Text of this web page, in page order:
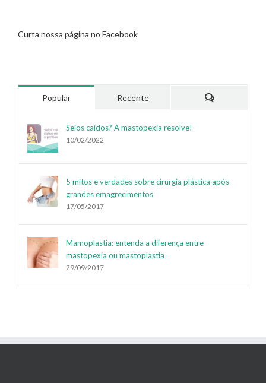
Curta nossa página no Facebook
Popular Recente
Seios caídos? A mastopexia resolve!
10/02/2022
5 mitos e verdades sobre cirurgia plástica após
grandes emagrecimentos
17/05/2017
Mamoplastia: entenda a diferença entre
mastopexia ou mastoplastia
29/09/2017